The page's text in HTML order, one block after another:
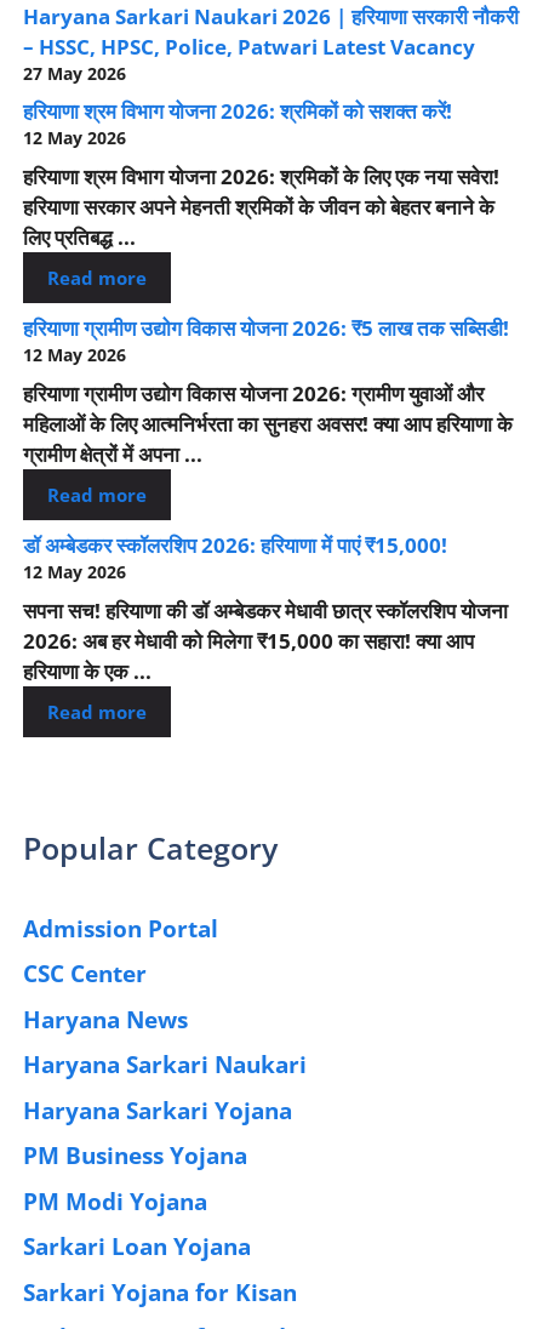
Haryana Sarkari Naukari 2026 | हरियाणा सरकारी नौकरी
– HSSC, HPSC, Police, Patwari Latest Vacancy
27 May 2026
हरियाणा श्रम विभाग योजना 2026: श्रमिकों को सशक्त करें!
12 May 2026
हरियाणा श्रम विभाग योजना 2026: श्रमिकों के लिए एक नया सवेरा!
हरियाणा सरकार अपने मेहनती श्रमिकों के जीवन को बेहतर बनाने के
लिए प्रतिबद्ध ...
Read more
हरियाणा ग्रामीण उद्योग विकास योजना 2026: ₹5 लाख तक सब्सिडी!
12 May 2026
हरियाणा ग्रामीण उद्योग विकास योजना 2026: ग्रामीण युवाओं और
महिलाओं के लिए आत्मनिर्भरता का सुनहरा अवसर! क्या आप हरियाणा के
ग्रामीण क्षेत्रों में अपना ...
Read more
डॉ अम्बेडकर स्कॉलरशिप 2026: हरियाणा में पाएं ₹15,000!
12 May 2026
सपना सच! हरियाणा की डॉ अम्बेडकर मेधावी छात्र स्कॉलरशिप योजना
2026: अब हर मेधावी को मिलेगा ₹15,000 का सहारा! क्या आप
हरियाणा के एक ...
Read more
Popular Category
Admission Portal
CSC Center
Haryana News
Haryana Sarkari Naukari
Haryana Sarkari Yojana
PM Business Yojana
PM Modi Yojana
Sarkari Loan Yojana
Sarkari Yojana for Kisan